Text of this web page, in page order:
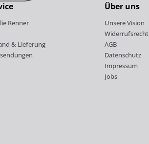
Renner
& Lieferung
Über uns
Unsere Vision
Widerrufsrecht
AGB
Datenschutz
Impressum
Jobs